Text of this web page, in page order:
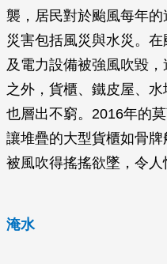
襲，居民對於颱風每年
災害包括風災與水災。
及電力設備被強風吹毀
之外，貨櫃、鐵皮屋、
也層出不窮。2016年的
讓堆疊的大型貨櫃如骨
被風吹得搖搖欲墜，令人
淹水